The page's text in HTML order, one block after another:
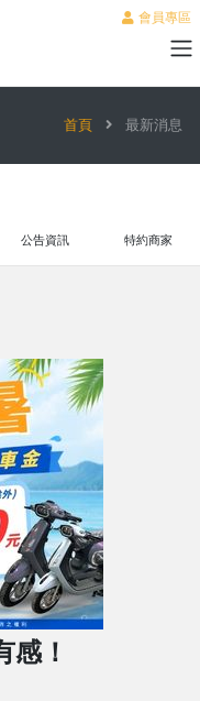
會員專區
首頁 最新消息
公告資訊 特約商家
感！